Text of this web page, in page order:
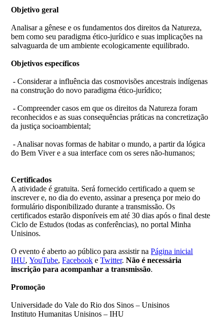
Objetivo geral
Analisar a gênese e os fundamentos dos direitos da Natureza,
bem como seu paradigma ético-jurídico e suas implicações na
salvaguarda de um ambiente ecologicamente equilibrado.
Objetivos específicos
- Considerar a influência das cosmovisões ancestrais indígenas
na construção do novo paradigma ético-jurídico;
- Compreender casos em que os direitos da Natureza foram
reconhecidos e as suas consequências práticas na concretização
da justiça socioambiental;
- ­Analisar novas formas de habitar o mundo, a partir da lógica
do Bem Viver e a sua interface com os seres não-humanos;
Certificados
A atividade é gratuita. Será fornecido certificado a quem se
inscrever e, no dia do evento, assinar a presença por meio do
formulário disponibilizado durante a transmissão. Os
certificados estarão disponíveis em até 30 dias após o final deste
Ciclo de Estudos (todas as conferências), no portal Minha
Unisinos.
O evento é aberto ao público para assistir naPágina inicial
IHU,YouTube,Facebook eTwitter.Não é necessária
inscrição para acompanhar a transmissão.
Promoção
Universidade do Vale do Rio dos Sinos – Unisinos
Instituto Humanitas Unisinos – IHU